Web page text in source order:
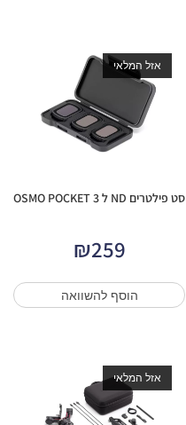
אזל המלאי
סט פילטרים ND ל OSMO POCKET 3
₪259
הוסף להשוואה
אזל המלאי